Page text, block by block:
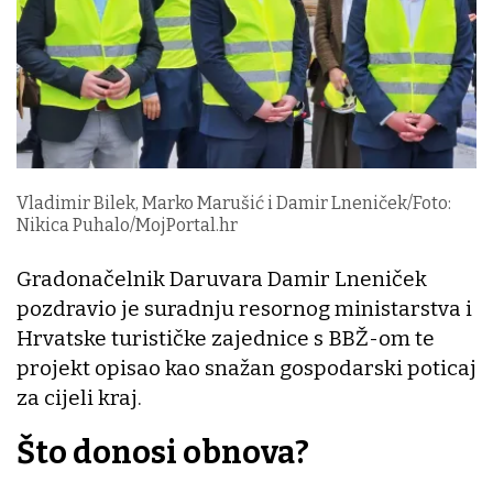
Vladimir Bilek, Marko Marušić i Damir Lneniček/Foto:
Nikica Puhalo/MojPortal.hr
Gradonačelnik Daruvara Damir Lneniček
pozdravio je suradnju resornog ministarstva i
Hrvatske turističke zajednice s BBŽ-om te
projekt opisao kao snažan gospodarski poticaj
za cijeli kraj.
Što donosi obnova?